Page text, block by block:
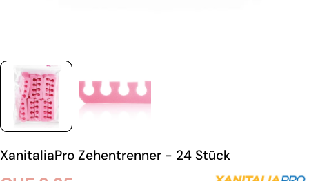
XanitaliaPro Zehentrenner - 24 Stück